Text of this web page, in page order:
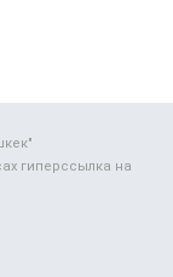
гиперссылка на